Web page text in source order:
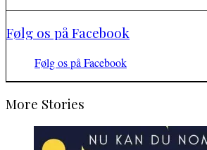
Følg os på Facebook
Følg os på Facebook
More Stories